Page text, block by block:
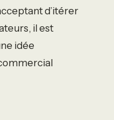
d’itérer
il est
idée